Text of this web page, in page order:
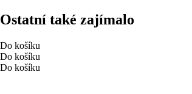
Ostatní také zajímalo
Do košíku
Do košíku
Do košíku